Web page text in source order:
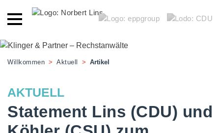
Willkommen > Aktuell > Artikel
AKTUELL
Statement Lins (CDU) und